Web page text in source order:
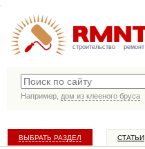
строительство ремонт
Например, дом из клееного бруса
ВЫБРАТЬ РАЗДЕЛ СТАТЬИ